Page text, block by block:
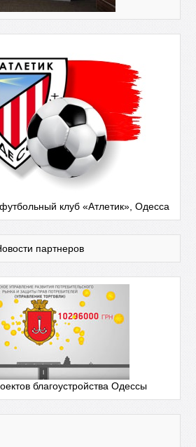
клуб «Атлетик», Одесса
партнеров
благоустройства Одессы